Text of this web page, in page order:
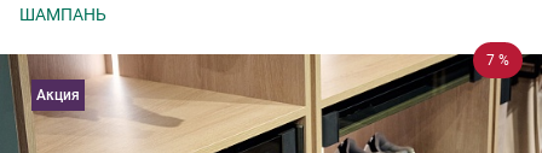
ШАМПАНЬ
7 %
Акция